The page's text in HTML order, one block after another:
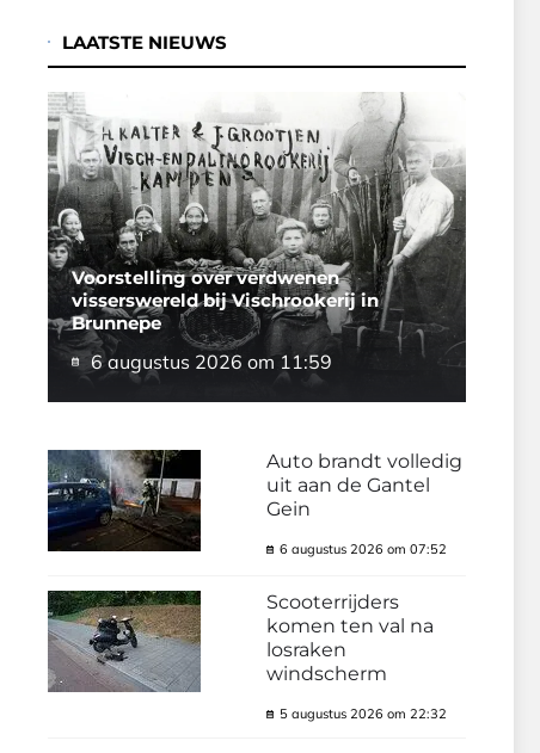
LAATSTE NIEUWS
Voorstelling over verdwenen
visserswereld bij Vischrookerij in
Brunnepe
6 augustus 2026 om 11:59
Auto brandt volledig
uit aan de Gantel
Gein
6 augustus 2026 om 07:52
Scooterrijders
komen ten val na
losraken
windscherm
5 augustus 2026 om 22:32